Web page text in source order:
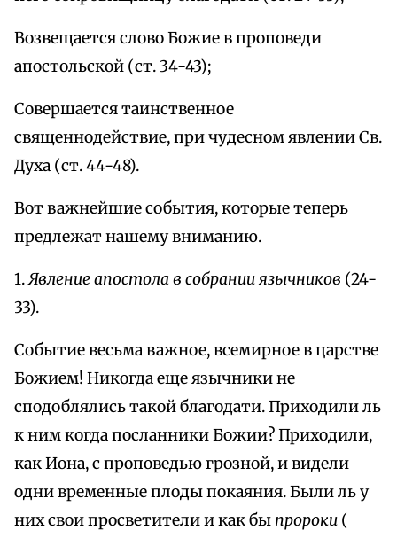
Возвещается слово Божие в проповеди
апостольской (ст. 34-43);
Совершается таинственное
священнодействие, при чудесном явлении Св.
Духа (ст. 44-48).
Вот важнейшие события, которые теперь
предлежат нашему вниманию.
1.Явление апостола в собрании язычников (24-
33).
Событие весьма важное, всемирное в царстве
Божием! Никогда еще язычники не
сподоблялись такой благодати. Приходили ль
к ним когда посланники Божии? Приходили,
как Иона, с проповедью грозной, и видели
одни временные плоды покаяния. Были ль у
них свои просветители и как бы пророки (